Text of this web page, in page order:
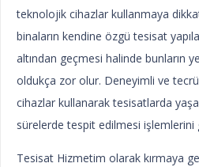
teknolojik cihazlar kullanmaya
binaların kendine özgü tesisat
altından geçmesi halinde bunların
oldukça zor olur. Deneyimli ve
cihazlar kullanarak tesisatlarda
sürelerde tespit edilmesi işlemlerini
Tesisat Hizmetim olarak kırmaya